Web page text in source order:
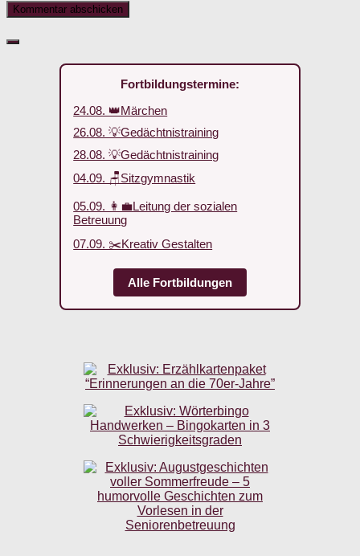
Fortbildungstermine:
24.08. 👑Märchen
26.08. 💡Gedächtnistraining
28.08. 💡Gedächtnistraining
04.09. 🪑Sitzgymnastik
05.09. 👩‍💼Leitung der sozialen
Betreuung
07.09. ✂️Kreativ Gestalten
Alle Fortbildungen